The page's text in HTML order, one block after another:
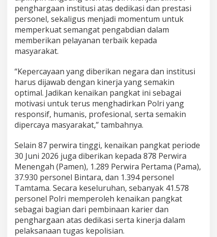
penghargaan institusi atas dedikasi dan prestasi
personel, sekaligus menjadi momentum untuk
memperkuat semangat pengabdian dalam
memberikan pelayanan terbaik kepada
masyarakat.
“Kepercayaan yang diberikan negara dan institusi
harus dijawab dengan kinerja yang semakin
optimal. Jadikan kenaikan pangkat ini sebagai
motivasi untuk terus menghadirkan Polri yang
responsif, humanis, profesional, serta semakin
dipercaya masyarakat,” tambahnya.
Selain 87 perwira tinggi, kenaikan pangkat periode
30 Juni 2026 juga diberikan kepada 878 Perwira
Menengah (Pamen), 1.289 Perwira Pertama (Pama),
37.930 personel Bintara, dan 1.394 personel
Tamtama. Secara keseluruhan, sebanyak 41.578
personel Polri memperoleh kenaikan pangkat
sebagai bagian dari pembinaan karier dan
penghargaan atas dedikasi serta kinerja dalam
pelaksanaan tugas kepolisian.